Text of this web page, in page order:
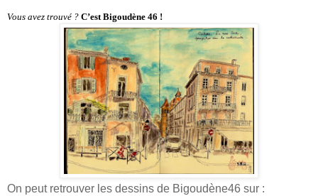
Vous avez trouvé ? C’est Bigoudène 46 !
On peut retrouver les dessins de Bigoudène46 sur :